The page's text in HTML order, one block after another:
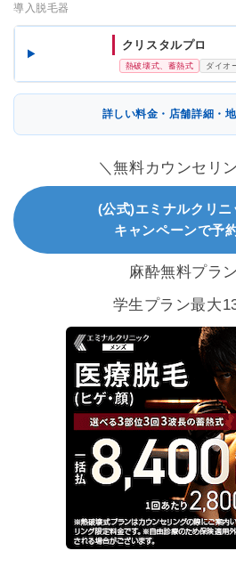
導入脱毛器
クリスタルプロ
熱破壊式、蓄熱式 ダイオ
詳しい料金・店舗詳細・
＼無料カウンセリ
(公式)エミナルクリニ
キャンペーンで予
麻酔無料プラ
学生プラン最大